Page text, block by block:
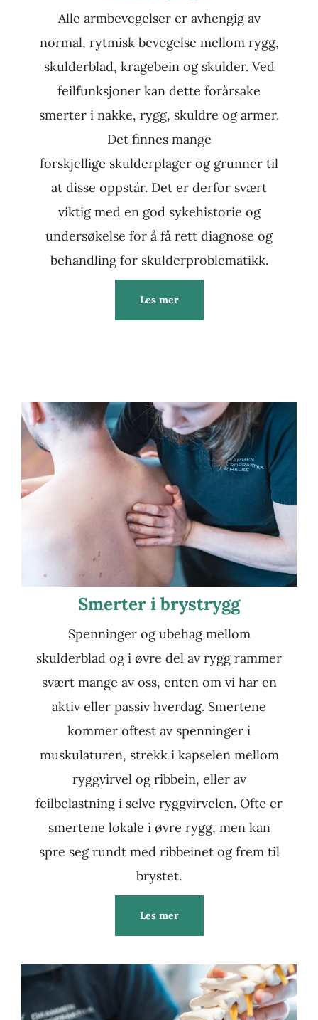
Alle armbevegelser er avhengig av
normal, rytmisk bevegelse mellom rygg,
skulderblad, kragebein og skulder. Ved
feilfunksjoner kan dette forårsake
smerter i nakke, rygg, skuldre og armer.
Det finnes mange
forskjellige skulderplager og grunner til
at disse oppstår. Det er derfor svært
viktig med en god sykehistorie og
undersøkelse for å få rett diagnose og
behandling for skulderproblematikk.
Les mer
Smerter i brystrygg
Spenninger og ubehag mellom
skulderblad og i øvre del av rygg rammer
svært mange av oss, enten om vi har en
aktiv eller passiv hverdag. Smertene
kommer oftest av spenninger i
muskulaturen, strekk i kapselen mellom
ryggvirvel og ribbein, eller av
feilbelastning i selve ryggvirvelen. Ofte er
smertene lokale i øvre rygg, men kan
spre seg rundt med ribbeinet og frem til
brystet.
Les mer